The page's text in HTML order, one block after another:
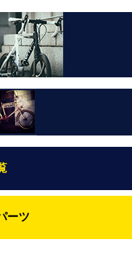
ーツ